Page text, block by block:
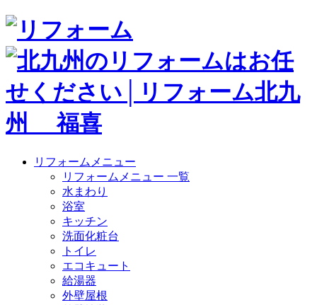
リフォームメニュー
リフォームメニュー 一覧
水まわり
浴室
キッチン
洗面化粧台
トイレ
エコキュート
給湯器
外壁屋根